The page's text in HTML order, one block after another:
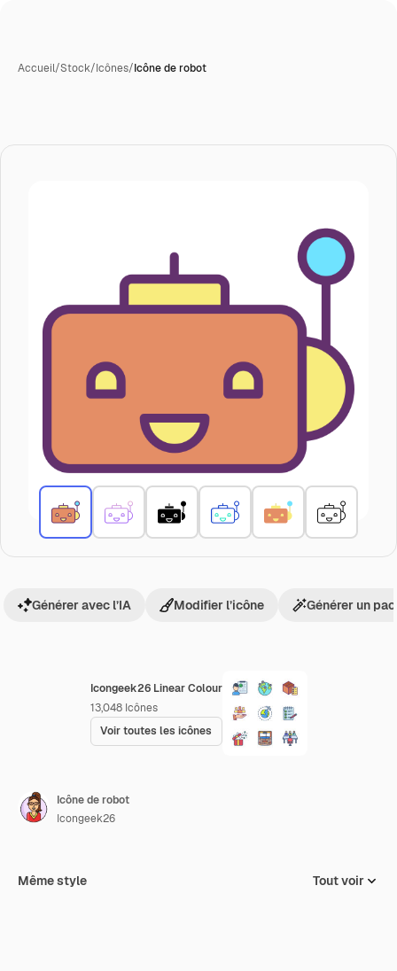
Accueil/Stock/Icônes/Icône de robot
Icongeek26 Linear Colour
13,048 Icônes
Voir toutes les icônes
Générer avec l’IA Modifier l’icône Générer un
Icône de robot
Icongeek26
Même style Tout voir